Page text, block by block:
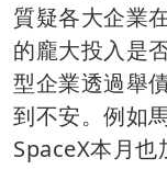
質疑各大企業
的龐大投入是
型企業透過舉
到不安。例如
SpaceX本月也